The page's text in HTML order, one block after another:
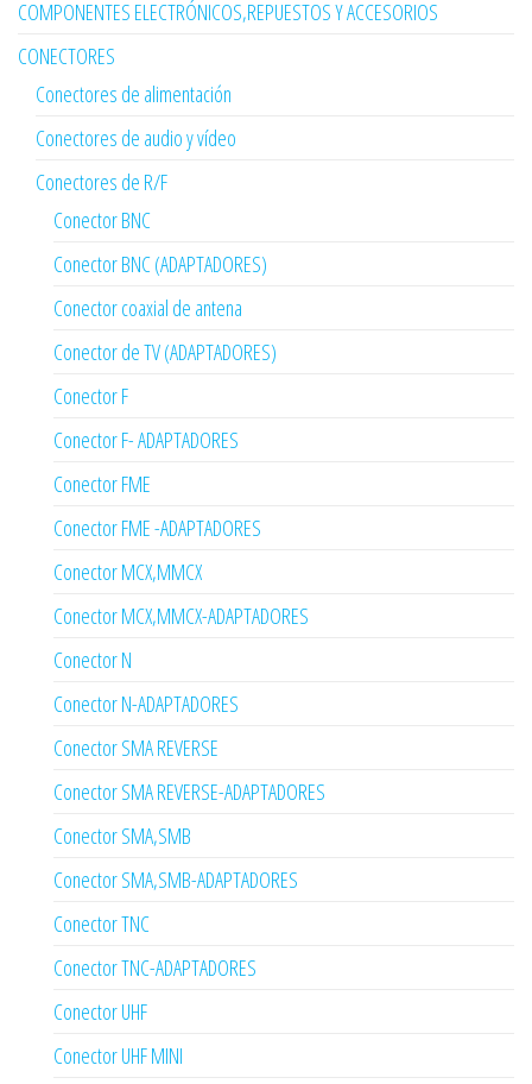
COMPONENTES ELECTRÓNICOS,REPUESTOS Y ACCESORIOS
CONECTORES
Conectores de alimentación
Conectores de audio y vídeo
Conectores de R/F
Conector BNC
Conector BNC (ADAPTADORES)
Conector coaxial de antena
Conector de TV (ADAPTADORES)
Conector F
Conector F- ADAPTADORES
Conector FME
Conector FME -ADAPTADORES
Conector MCX,MMCX
Conector MCX,MMCX-ADAPTADORES
Conector N
Conector N-ADAPTADORES
Conector SMA REVERSE
Conector SMA REVERSE-ADAPTADORES
Conector SMA,SMB
Conector SMA,SMB-ADAPTADORES
Conector TNC
Conector TNC-ADAPTADORES
Conector UHF
Conector UHF MINI